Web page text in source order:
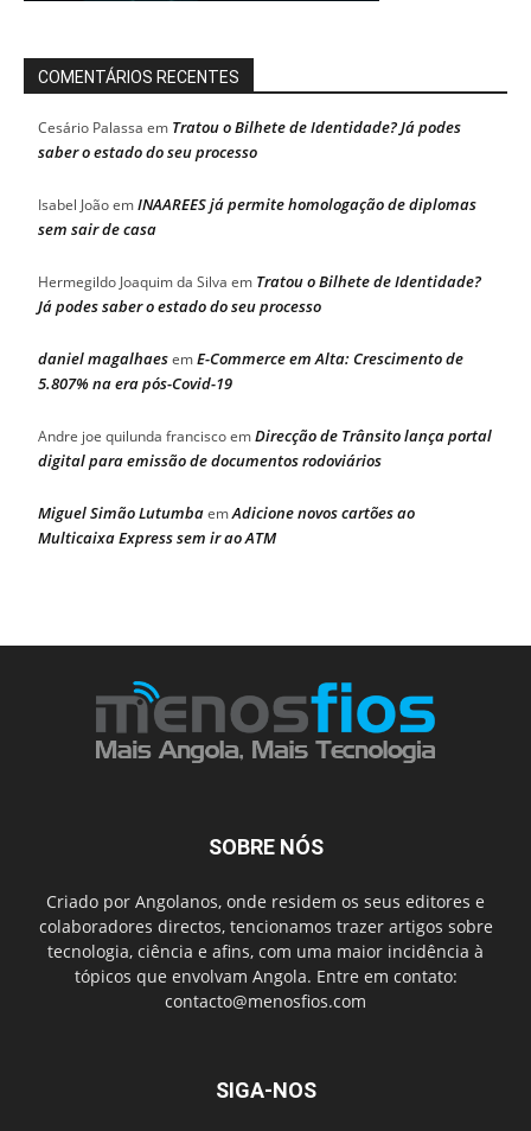
COMENTÁRIOS RECENTES
Cesário Palassa em Tratou o Bilhete de Identidade? Já podes
saber o estado do seu processo
Isabel JoãoemINAAREES já permite homologação de diplomas
sem sair de casa
Hermegildo Joaquim da Silva em Tratou o Bilhete de Identidade?
Já podes saber o estado do seu processo
daniel magalhaesemE-Commerce em Alta: Crescimento de
5.807% na era pós-Covid-19
Andre joe quilunda franciscoemDirecção de Trânsito lança portal
digital para emissão de documentos rodoviários
Miguel Simão LutumbaemAdicione novos cartões ao
Multicaixa Express sem ir ao ATM
SOBRE NÓS
Criado por Angolanos, onde residem os seus editores e
colaboradores directos, tencionamos trazer artigos sobre
tecnologia, ciência e afins, com uma maior incidência à
tópicos que envolvam Angola. Entre em contato:
contacto@menosfios.com
SIGA-NOS